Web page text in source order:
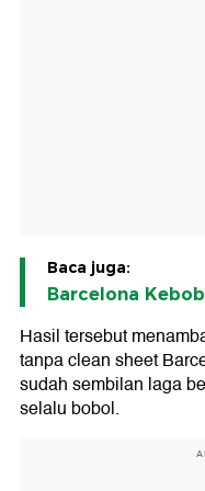
Baca juga:
Barcelona
Hasil tersebut
tanpa clean sheet
sudah sembilan laga
selalu bobol.